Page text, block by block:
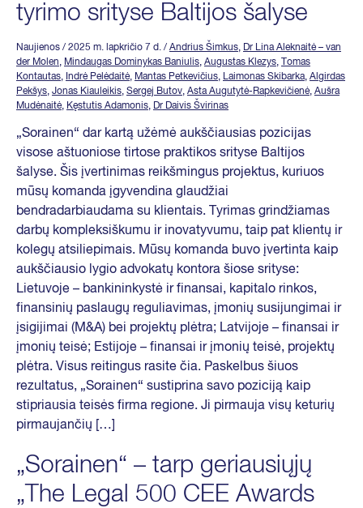
tyrimo srityse Baltijos šalyse
Naujienos / 2025 m. lapkričio 7 d. / Andrius Šimkus, Dr Lina Aleknaitė – van
der Molen, Mindaugas Dominykas Baniulis, Augustas Klezys,
Tomas
Kontautas, Indrė Pelėdaitė, Mantas Petkevičius, Laimonas Skibarka, Algirdas
Pekšys, Jonas Kiauleikis, Sergej Butov, Asta Augutytė-Rapkevičienė, Aušra
Mudėnaitė, Kęstutis Adamonis, Dr Daivis Švirinas
„Sorainen“ dar kartą užėmė aukščiausias pozicijas
visose aštuoniose tirtose praktikos srityse Baltijos
šalyse. Šis įvertinimas reikšmingus projektus, kuriuos
mūsų komanda įgyvendina glaudžiai
bendradarbiaudama su klientais. Tyrimas grindžiamas
darbų kompleksiškumu ir inovatyvumu, taip pat klientų ir
kolegų atsiliepimais. Mūsų komanda buvo įvertinta kaip
aukščiausio lygio advokatų kontora šiose srityse:
Lietuvoje – bankininkystė ir finansai, kapitalo rinkos,
finansinių paslaugų reguliavimas, įmonių susijungimai ir
įsigijimai (M&A) bei projektų plėtra; Latvijoje – finansai ir
įmonių teisė; Estijoje – finansai ir įmonių teisė, projektų
plėtra. Visus reitingus rasite čia. Paskelbus šiuos
rezultatus, „Sorainen“ sustiprina savo poziciją kaip
stipriausia teisės firma regione. Ji pirmauja visų keturių
pirmaujančių […]
„Sorainen“ – tarp geriausiųjų
„The Legal 500 CEE Awards